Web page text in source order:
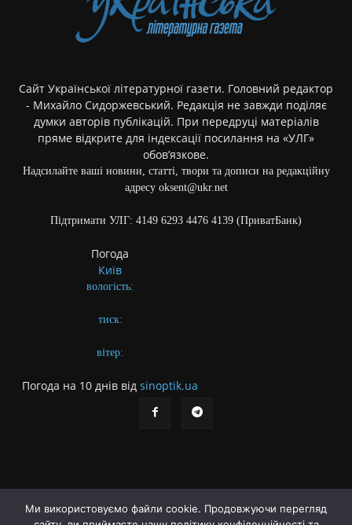
Сайт Української літературної газети. Головний редактор
- Михайло Сидоржевський. Редакція не завжди поділяє
думки авторів публікацій. При передруці матеріалів
пряме відкрите для індексації посилання на «УЛГ»
обов’язкове.
Надсилайте ваші новини, статті, твори та дописи на редакційну
адресу oksent@ukr.net
Підтримати УЛГ: 4149 6293 4476 4139 (ПриватБанк)
Погода
Київ
вологість:
тиск:
вітер:
Погода на 10 днів від sinoptik.ua
Ми використовуємо файли cookie. Продовжуючи перегляд